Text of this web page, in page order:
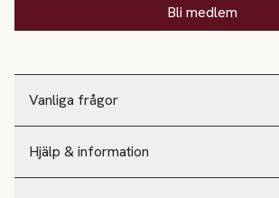
Vanliga frågor
Hjälp & information
Bli medlem